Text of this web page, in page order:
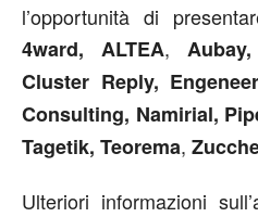
l’opportunità di
4ward, ALTEA,
Cluster Reply,
Consulting, Namirial,
Tagetik, Teorema,
Ulteriori informazioni